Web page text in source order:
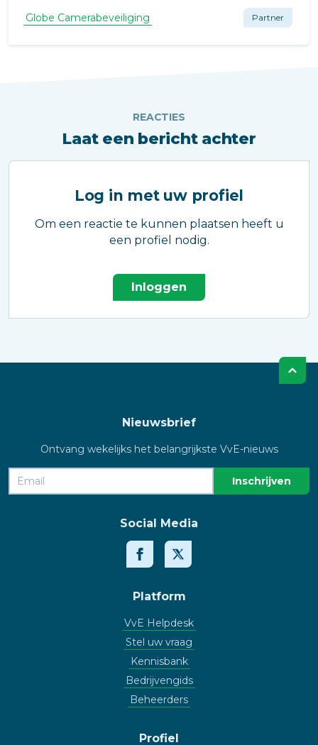
zorgen voor een netter complex. Het is AVG-
proof te regelen met de juiste stappen.
Bescherm de buit onder je voeten!
Globe Camerabeveiliging Partner
REACTIES
Laat een bericht achter
Log in met uw profiel
Om een reactie te kunnen plaatsen heeft u
een profiel nodig.
Inloggen
Nieuwsbrief
Ontvang wekelijks het belangrijkste VvE-nieuws
Social Media
Platform
VvE Helpdesk
Stel uw vraag
Kennisbank
Bedrijvengids
Beheerders
Profiel